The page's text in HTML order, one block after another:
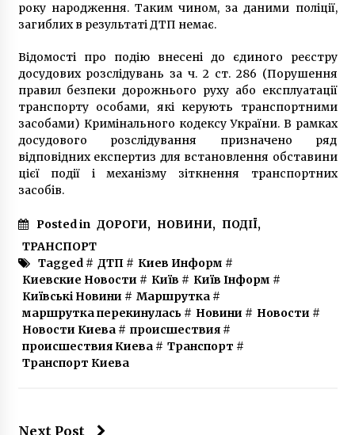
року народження. Таким чином, за даними поліції,
загиблих в результаті ДТП немає.
Відомості про подію внесені до єдиного реєстру
досудових розслідувань за ч. 2 ст. 286 (Порушення
правил безпеки дорожнього руху або експлуатації
транспорту особами, які керують транспортними
засобами) Кримінального кодексу України. В рамках
досудового розслідування призначено ряд
відповідних експертиз для встановлення обставини
цієї події і механізму зіткнення транспортних
засобів.
Posted in ДОРОГИ, НОВИНИ, ПОДІЇ,
ТРАНСПОРТ
Tagged # ДТП# Киев Информ #
Киевские Новости # Київ # Київ Інформ #
Київські Новини # Маршрутка#
маршрутка перекинулась# Новини # Новости #
Новости Киева# происшествия#
происшествия Киева# Транспорт #
Транспорт Киева
Next Post